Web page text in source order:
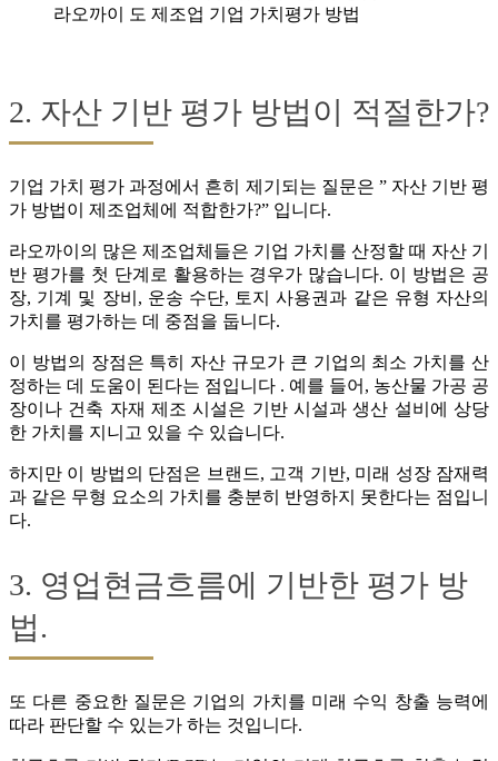
라오까이 도 제조업 기업 가치평가 방법
2. 자산 기반 평가 방법이 적절한가?
기업 가치 평가 과정에서 흔히 제기되는 질문은 ” 자산 기반 평
가 방법이 제조업체에 적합한가?” 입니다.
라오까이의 많은 제조업체들은 기업 가치를 산정할 때 자산 기
반 평가를 첫 단계로 활용하는 경우가 많습니다. 이 방법은 공
장, 기계 및 장비, 운송 수단, 토지 사용권과 같은 유형 자산의
가치를 평가하는 데 중점을 둡니다.
이 방법의 장점은 특히 자산 규모가 큰 기업의 최소 가치를 산
정하는 데 도움이 된다는 점입니다 . 예를 들어, 농산물 가공 공
장이나 건축 자재 제조 시설은 기반 시설과 생산 설비에 상당
한 가치를 지니고 있을 수 있습니다.
하지만 이 방법의 단점은 브랜드, 고객 기반, 미래 성장 잠재력
과 같은 무형 요소의 가치를 충분히 반영하지 못한다는 점입니
다.
3. 영업현금흐름에 기반한 평가 방
법.
또 다른 중요한 질문은 기업의 가치를 미래 수익 창출 능력에
따라 판단할 수 있는가 하는 것입니다.